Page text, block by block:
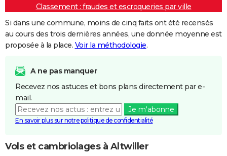
Classement : fraudes et escroqueries par ville
Si dans une commune, moins de cinq faits ont été recensés
au cours des trois dernières années, une donnée moyenne est
proposée à la place. Voir la méthodologie.
A ne pas manquer
Recevez nos astuces et bons plans directement par e-
mail.
Je m'abonne
En savoir plus sur notre politique de confidentialité
Vols et cambriolages à Altwiller